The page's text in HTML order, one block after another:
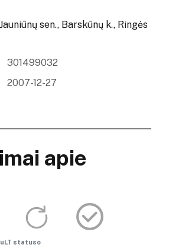
sen., Barskūnų k., Ringės
301499032
2007-12-27
apie
statuso